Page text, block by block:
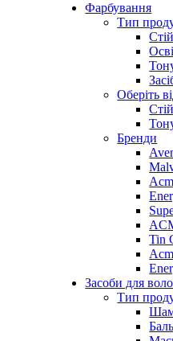
Фарбування
Тип
Оберіть
Бренди
Tin
Засоби для
Тип